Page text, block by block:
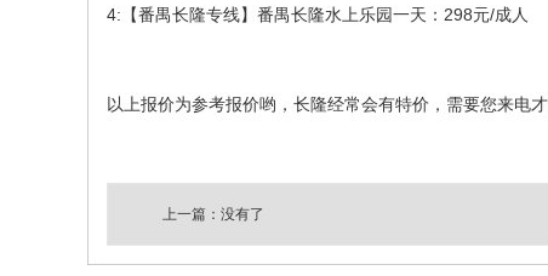
4:【番禺长隆专线】番禺长隆水上乐园一天：298元/成人
以上报价为参考报价哟，长隆经常会有特价，需要您来
上一篇：没有了